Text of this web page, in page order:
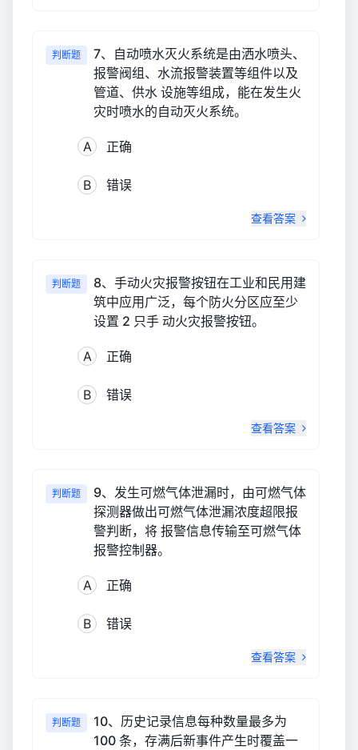
判断题
7、自动喷水灭火系统是由洒水喷头、
报警阀组、水流报警装置等组件以及
管道、供水 设施等组成，能在发生火
灾时喷水的自动灭火系统。
A 正确
B 错误
查看答案
判断题
8、手动火灾报警按钮在工业和民用建
筑中应用广泛，每个防火分区应至少
设置 2 只手 动火灾报警按钮。
A 正确
B 错误
查看答案
判断题
9、发生可燃气体泄漏时，由可燃气体
探测器做出可燃气体泄漏浓度超限报
警判断，将 报警信息传输至可燃气体
报警控制器。
A 正确
B 错误
查看答案
判断题
10、历史记录信息每种数量最多为
100 条，存满后新事件产生时覆盖一